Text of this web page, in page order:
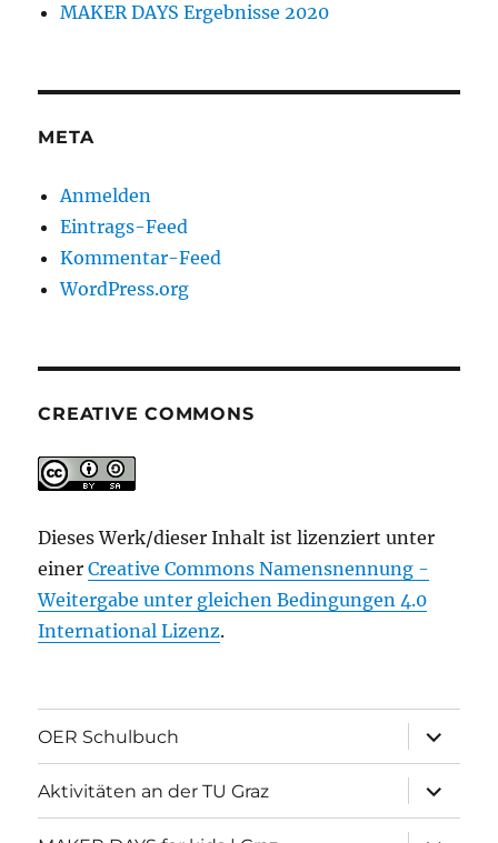
MAKER DAYS Ergebnisse 2020
META
Anmelden
Eintrags-Feed
Kommentar-Feed
WordPress.org
CREATIVE COMMONS
Dieses Werk/dieser Inhalt ist lizenziert unter
einerCreative Commons Namensnennung -
Weitergabe unter gleichen Bedingungen 4.0
International Lizenz.
OER Schulbuch
öffnen
Aktivitäten an der TU Graz
öffnen